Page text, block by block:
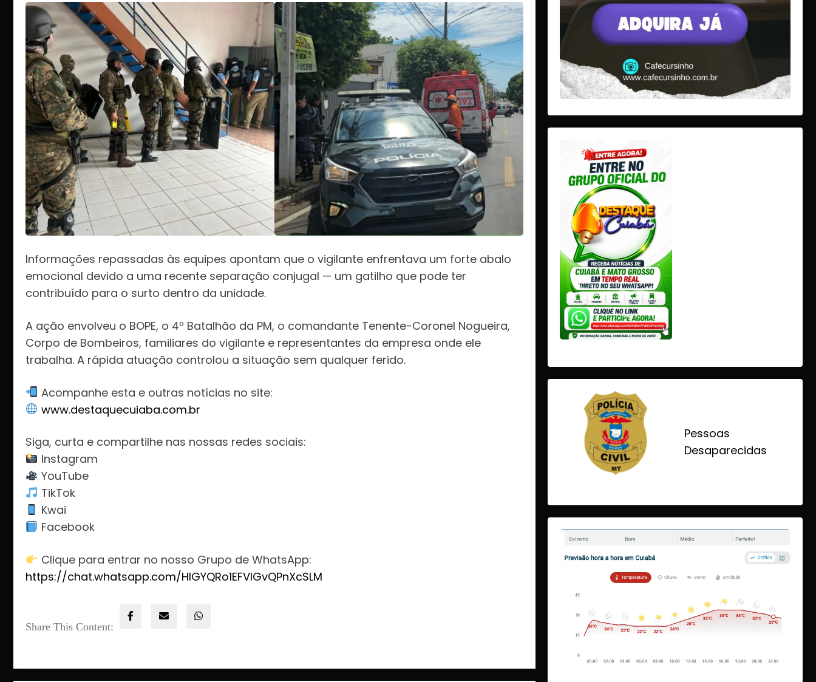
Informações repassadas às equipes apontam que o vigilante enfrentava um forte abalo
emocional devido a uma recente separação conjugal — um gatilho que pode ter
contribuído para o surto dentro da unidade.
A ação envolveu o BOPE, o 4º Batalhão da PM, o comandante Tenente-Coronel Nogueira,
Corpo de Bombeiros, familiares do vigilante e representantes da empresa onde ele
trabalha. A rápida atuação controlou a situação sem qualquer ferido.
Acompanhe esta e outras notícias no site:
www.destaquecuiaba.com.br
Siga, curta e compartilhe nas nossas redes sociais:
Instagram
YouTube
TikTok
Kwai
Facebook
Clique para entrar no nosso Grupo de WhatsApp:
https://chat.whatsapp.com/HlGYQRo1EFVIGvQPnXcSLM
Share This Content:
Pessoas
Desaparecidas